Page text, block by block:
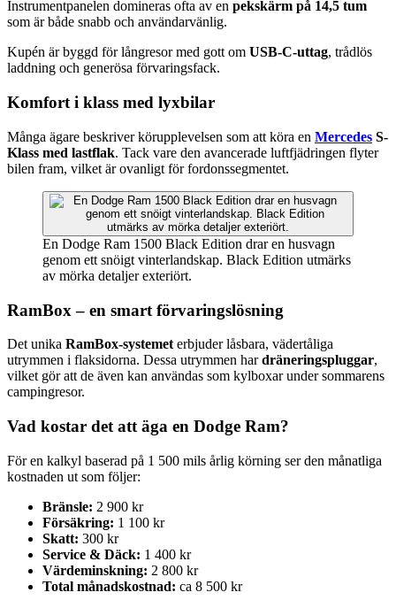
Instrumentpanelen domineras ofta av en pekskärm på 14,5 tum
som är både snabb och användarvänlig.
Kupén är byggd för långresor med gott om USB-C-uttag, trådlös
laddning och generösa förvaringsfack.
Komfort i klass med lyxbilar
Många ägare beskriver körupplevelsen som att köra en Mercedes S-
Klass med lastflak. Tack vare den avancerade luftfjädringen flyter
bilen fram, vilket är ovanligt för fordonssegmentet.
En Dodge Ram 1500 Black Edition drar en husvagn
genom ett snöigt vinterlandskap. Black Edition utmärks
av mörka detaljer exteriört.
RamBox – en smart förvaringslösning
Det unika RamBox-systemet erbjuder låsbara, vädertåliga
utrymmen i flaksidorna. Dessa utrymmen hardräneringspluggar,
vilket gör att de även kan användas som kylboxar under sommarens
campingresor.
Vad kostar det att äga en Dodge Ram?
För en kalkyl baserad på 1 500 mils årlig körning ser den månatliga
kostnaden ut som följer:
Bränsle: 2 900 kr
Försäkring: 1 100 kr
Skatt: 300 kr
Service & Däck: 1 400 kr
Värdeminskning: 2 800 kr
Total månadskostnad: ca 8 500 kr